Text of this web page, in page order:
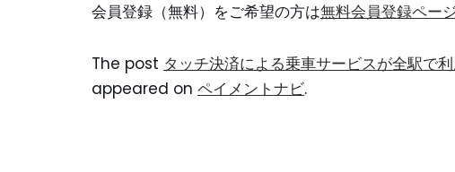
会員登録（無料）をご希望の方は無料会員登録ペー
The post タッチ決済による乗車サービスが全駅で
appeared on ペイメントナビ.